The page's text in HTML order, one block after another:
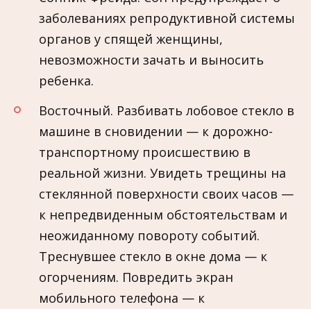
заболеваниях репродуктивной системы
органов у спящей женщины,
невозможности зачать и выносить
ребенка.
Восточный. Разбивать лобовое стекло в
машине в сновидении — к дорожно-
транспортному происшествию в
реальной жизни. Увидеть трещины на
стеклянной поверхности своих часов —
к непредвиденным обстоятельствам и
неожиданному повороту событий.
Треснувшее стекло в окне дома — к
огорчениям. Повредить экран
мобильного телефона — к